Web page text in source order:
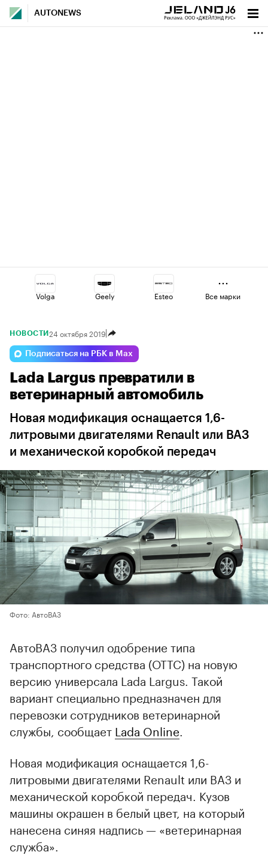
AUTONEWS
Volga Geely Esteo
Jaecoo Haval
Lada Omoda Changan
Все марки
НОВОСТИ 24 октября 2019
Подписаться на РБК в Max
Lada Largus превратили в
ветеринарный автомобиль
Новая модификация оснащается 1,6-
литровыми двигателями Renault или ВАЗ
и механической коробкой передач
Фото: АвтоВАЗ
АвтоВАЗ получил одобрение типа
транспортного средства (ОТТС) на новую
версию универсала Lada Largus. Такой
вариант специально предназначен для
перевозки сотрудников ветеринарной
службы, сообщает Lada Online
Новая модификация оснащается 1,6-
литровыми двигателями Renault или ВАЗ и
механической коробкой передач. Кузов
машины окрашен в белый цвет, на который
нанесена синяя надпись — «ветеринарная
служба».